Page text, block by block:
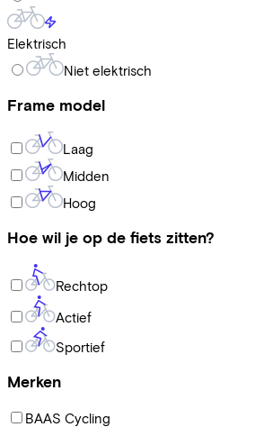
Elektrisch
Niet elektrisch
Frame model
Laag
Midden
Hoog
Hoe wil je op de fiets zitten?
Rechtop
Actief
Sportief
Merken
BAAS Cycling